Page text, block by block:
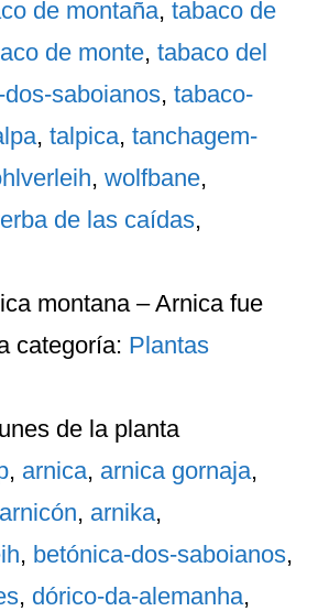
de montaña,tabaco de
de monte,tabaco del
saboianos,tabaco-
,talpica,tanchagem-
,wolfbane,
de las caídas,
montana – Arnicafue
categoría: Plantas
de la planta
, arnica, arnica gornaja,
arnicón, arnika,
, betónica-dos-saboianos,
, dórico-da-alemanha,